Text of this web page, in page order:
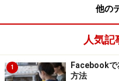
他の
人気記
1
Facebookで
方法